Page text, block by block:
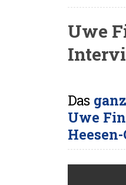
Uwe
Das
Uwe